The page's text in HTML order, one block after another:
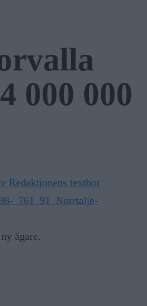
internationellt pris
000 000
Redaktionens textbot
ägare.